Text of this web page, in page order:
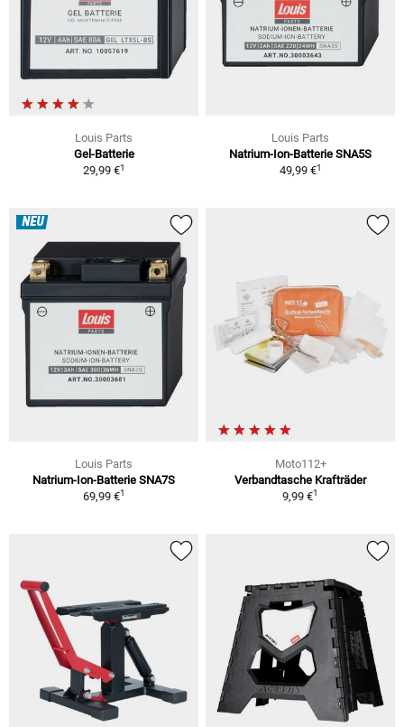
Louis Parts
Gel-Batterie
29,99 €1
Louis Parts
Natrium-Ion-Batterie SNA5S
49,99 €1
NEU
Louis Parts
Natrium-Ion-Batterie SNA7S
69,99 €1
Moto112+
Verbandtasche Krafträder
9,99 €1